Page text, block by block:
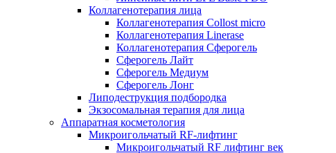
Коллагенотерапия лица
Коллагенотерапия Collost micro
Коллагенотерапия Linerase
Коллагенотерапия Сферогель
Сферогель Лайт
Сферогель Медиум
Сферогель Лонг
Липодеструкция подбородка
Экзосомальная терапия для лица
Аппаратная косметология
Микроигольчатый RF-лифтинг
Микроигольчатый RF лифтинг век